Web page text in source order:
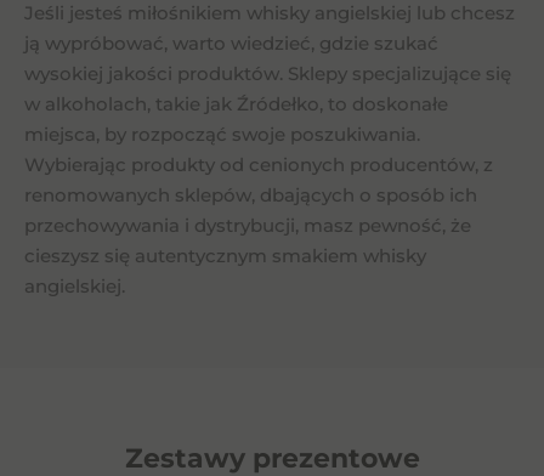
Jeśli jesteś miłośnikiem whisky angielskiej lub chcesz
ją wypróbować, warto wiedzieć, gdzie szukać
wysokiej jakości produktów. Sklepy specjalizujące się
w alkoholach, takie jak Źródełko, to doskonałe
miejsca, by rozpocząć swoje poszukiwania.
Wybierając produkty od cenionych producentów, z
renomowanych sklepów, dbających o sposób ich
przechowywania i dystrybucji, masz pewność, że
cieszysz się autentycznym smakiem whisky
angielskiej.
Zestawy prezentowe